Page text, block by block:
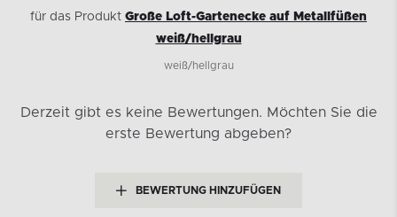
für das Produkt Große Loft-Gartenecke auf Metallfüßen
weiß/hellgrau
weiß/hellgrau
Derzeit gibt es keine Bewertungen. Möchten Sie die
erste Bewertung abgeben?
BEWERTUNG HINZUFÜGEN